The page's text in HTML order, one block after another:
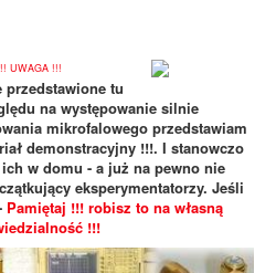
UWAGA !!!
przedstawione tu
na występowanie silnie
mikrofalowego przedstawiam
demonstracyjny !!!. I stanowczo
w domu - a już na pewno nie
eksperymentatorzy. Jeśli
Pamiętaj !!! robisz to na własną
!!!